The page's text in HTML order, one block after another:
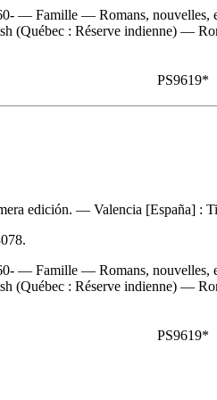
— Famille — Romans,
: Réserve indienne) —
PS9619*
edición. — Valencia [España] :
.
— Famille — Romans,
: Réserve indienne) —
PS9619*